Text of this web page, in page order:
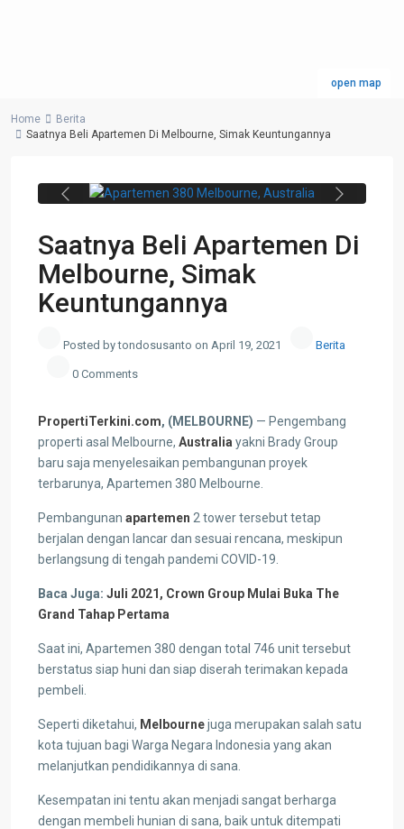
open map
Home
Berita
Saatnya Beli Apartemen Di Melbourne, Simak Keuntungannya
Apartemen 380 Melbourne, Australia.
Previous Next
Saatnya Beli Apartemen Di
Melbourne, Simak
Keuntungannya
Posted by tondosusanto on April 19, 2021 Berita
0 Comments
PropertiTerkini.com, (MELBOURNE) — Pengembang
properti asal Melbourne, Australia yakni Brady Group
baru saja menyelesaikan pembangunan proyek
terbarunya, Apartemen 380 Melbourne.
Pembangunan apartemen 2 tower tersebut tetap
berjalan dengan lancar dan sesuai rencana, meskipun
berlangsung di tengah pandemi COVID-19.
Baca Juga: Juli 2021, Crown Group Mulai Buka The
Grand Tahap Pertama
Saat ini, Apartemen 380 dengan total 746 unit tersebut
berstatus siap huni dan siap diserah terimakan kepada
pembeli.
Seperti diketahui, Melbournejuga merupakan salah satu
kota tujuan bagi Warga Negara Indonesia yang akan
melanjutkan pendidikannya di sana.
Kesempatan ini tentu akan menjadi sangat berharga
dengan membeli hunian di sana, baik untuk ditempati